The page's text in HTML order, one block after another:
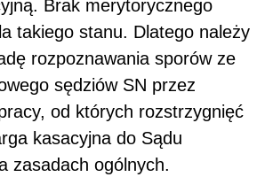
Brak merytorycznego
takiego stanu. Dlatego należy
rozpoznawania sporów ze
sędziów SN przez
od których rozstrzygnięć
kasacyjna do Sądu
zasadach ogólnych.